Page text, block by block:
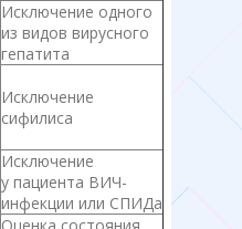
Исключение одного
из видов вирусного
гепатита
Исключение
сифилиса
Исключение
у пациента ВИЧ-
инфекции или СПИДа